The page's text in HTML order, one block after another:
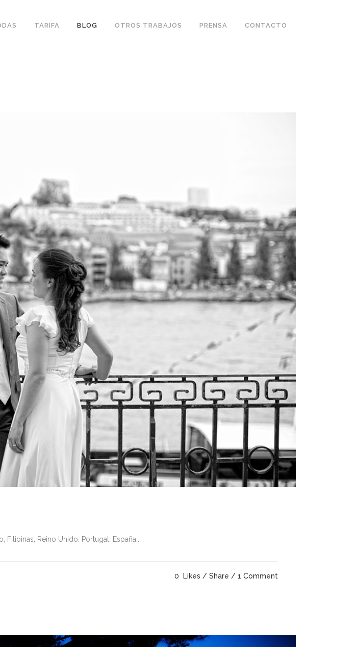
TARIFA BLOG OTROS TRABAJOS PRENSA CONTACTO
Reino Unido, Portugal, España...
0 Likes Share 1 Comment